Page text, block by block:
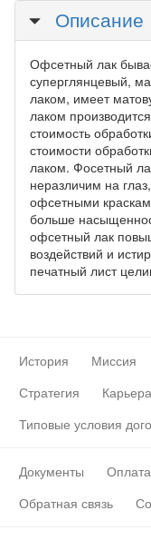
Скрыть
Описание
Офсетный лак
суперглянцевый,
лаком, имеет
лаком
стоимость
стоимости
лаком. Фосетный
неразличим на
офсетными
больше
офсетный лак
воздействий и
печатный лист
История Миссия
Стратегия
Карьера
Типовые условия
Документы Оплата
Обратная связь